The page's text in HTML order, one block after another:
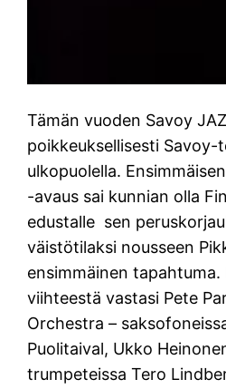
Tämän vuoden Savoy
poikkeuksellisesti Savoy-
ulkopuolella.
-avaus sai kunnian olla
edustalle sen
väistötilaksi nousseen
ensimmäinen tapahtuma.
viihteestä vastasi Pete
Orchestra –
Puolitaival, Ukko
trumpeteissa Tero